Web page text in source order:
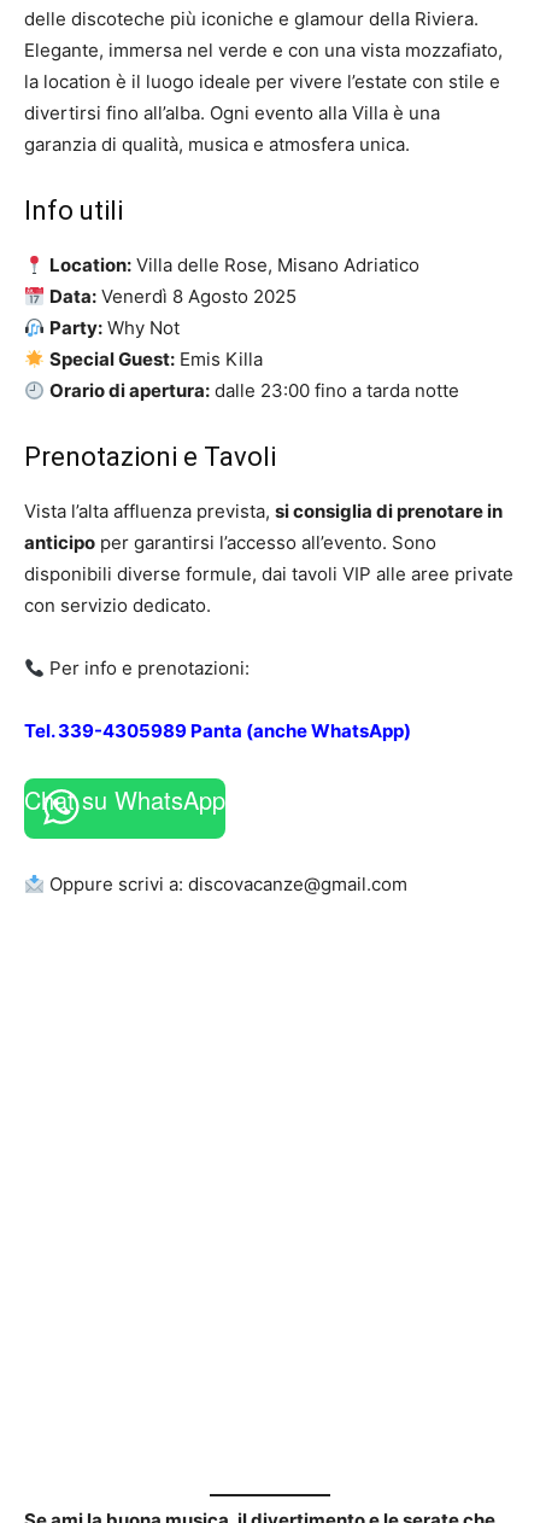
delle discoteche più iconiche e glamour della Riviera.
Elegante, immersa nel verde e con una vista mozzafiato,
la location è il luogo ideale per vivere l’estate con stile e
divertirsi fino all’alba. Ogni evento alla Villa è una
garanzia di qualità, musica e atmosfera unica.
Info utili
Location: Villa delle Rose, Misano Adriatico
Data: Venerdì 8 Agosto 2025
Party: Why Not
Special Guest: Emis Killa
Orario di apertura: dalle 23:00 fino a tarda notte
Prenotazioni e Tavoli
Vista l’alta affluenza prevista, si consiglia di prenotare in
anticipo per garantirsi l’accesso all’evento. Sono
disponibili diverse formule, dai tavoli VIP alle aree private
con servizio dedicato.
Per info e prenotazioni:
Tel. 339-4305989 Panta (ancheWhatsApp)
Chat su WhatsApp
Oppure scrivi a:discovacanze@gmail.com